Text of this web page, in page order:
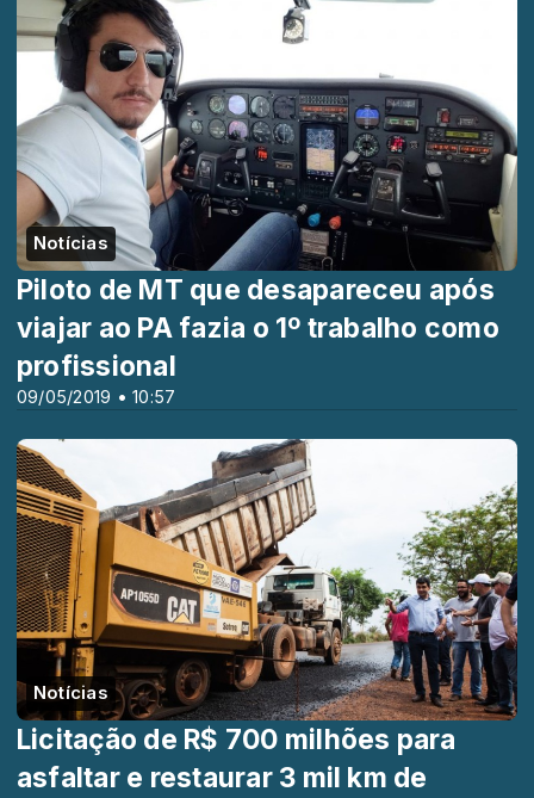
Notícias
09/05/2019 • 10:57
Piloto de MT que desapareceu após
viajar ao PA fazia o 1º trabalho como
profissional
Notícias
Licitação de R$ 700 milhões para
asfaltar e restaurar 3 mil km de